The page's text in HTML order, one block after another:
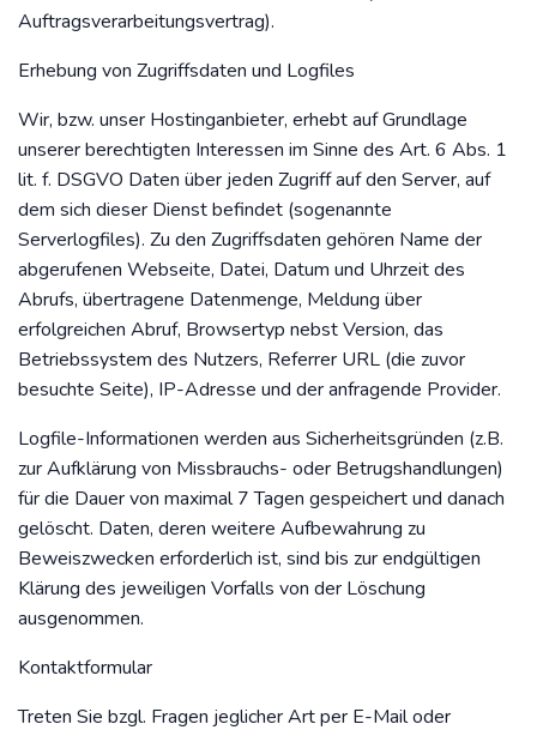
Auftragsverarbeitungsvertrag).
Erhebung von Zugriffsdaten und Logfiles
Wir, bzw. unser Hostinganbieter, erhebt auf Grundlage
unserer berechtigten Interessen im Sinne des Art. 6 Abs. 1
lit. f. DSGVO Daten über jeden Zugriff auf den Server, auf
dem sich dieser Dienst befindet (sogenannte
Serverlogfiles). Zu den Zugriffsdaten gehören Name der
abgerufenen Webseite, Datei, Datum und Uhrzeit des
Abrufs, übertragene Datenmenge, Meldung über
erfolgreichen Abruf, Browsertyp nebst Version, das
Betriebssystem des Nutzers, Referrer URL (die zuvor
besuchte Seite), IP-Adresse und der anfragende Provider.
Logfile-Informationen werden aus Sicherheitsgründen (z.B.
zur Aufklärung von Missbrauchs- oder Betrugshandlungen)
für die Dauer von maximal 7 Tagen gespeichert und danach
gelöscht. Daten, deren weitere Aufbewahrung zu
Beweiszwecken erforderlich ist, sind bis zur endgültigen
Klärung des jeweiligen Vorfalls von der Löschung
ausgenommen.
Kontaktformular
Treten Sie bzgl. Fragen jeglicher Art per E-Mail oder